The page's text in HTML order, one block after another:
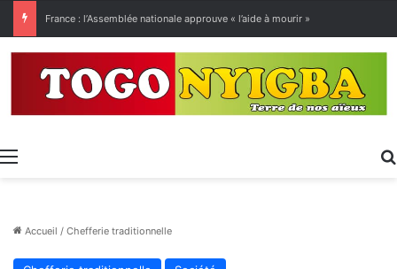
Menu
Accueil / Chefferie traditionnelle